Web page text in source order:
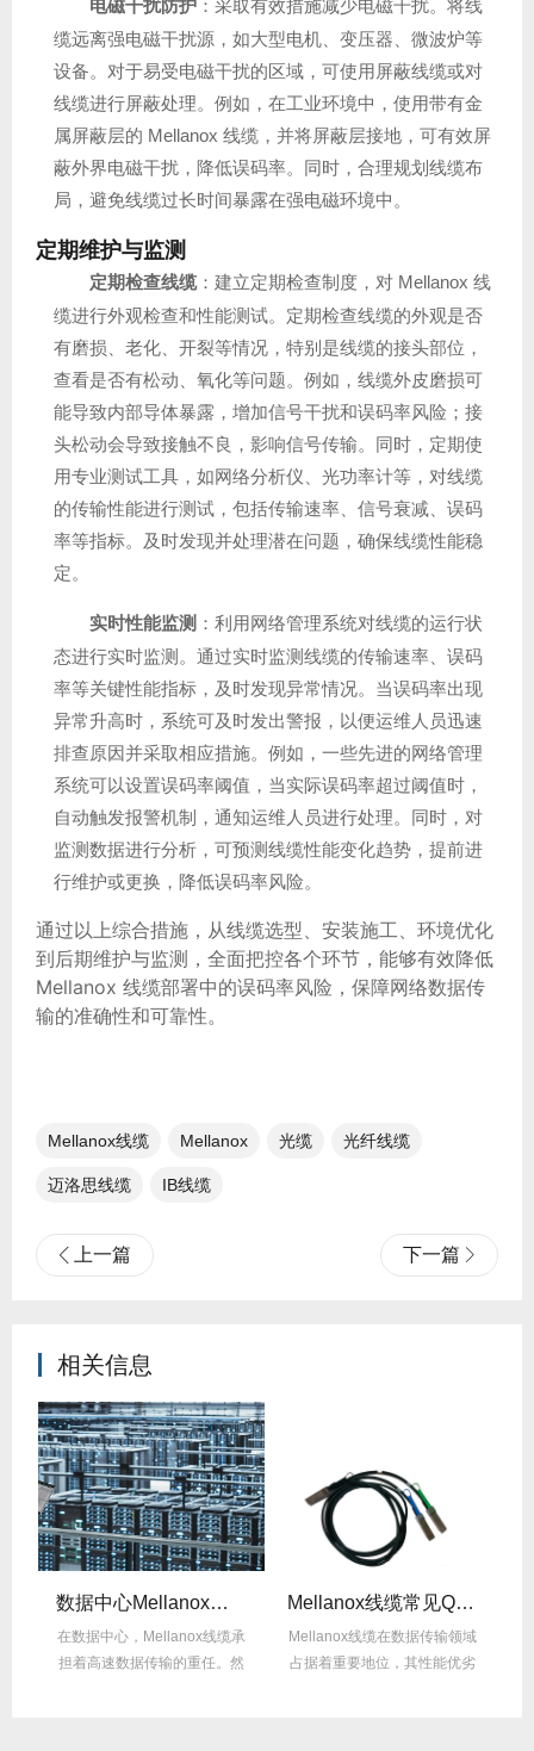
电磁干扰防护 ：采取有效措施减少电磁干扰。将线
缆远离强电磁干扰源，如大型电机、变压器、微波炉等
设备。对于易受电磁干扰的区域，可使用屏蔽线缆或对
线缆进行屏蔽处理。例如，在工业环境中，使用带有金
属屏蔽层的 Mellanox 线缆，并将屏蔽层接地，可有效屏
蔽外界电磁干扰，降低误码率。同时，合理规划线缆布
局，避免线缆过长时间暴露在强电磁环境中。
定期维护与监测
定期检查线缆：建立定期检查制度，对 Mellanox 线
缆进行外观检查和性能测试。定期检查线缆的外观是否
有磨损、老化、开裂等情况，特别是线缆的接头部位，
查看是否有松动、氧化等问题。例如，线缆外皮磨损可
能导致内部导体暴露，增加信号干扰和误码率风险；接
头松动会导致接触不良，影响信号传输。同时，定期使
用专业测试工具，如网络分析仪、光功率计等，对线缆
的传输性能进行测试，包括传输速率、信号衰减、误码
率等指标。及时发现并处理潜在问题，确保线缆性能稳
定。
实时性能监测 ：利用网络管理系统对线缆的运行状
态进行实时监测。通过实时监测线缆的传输速率、误码
率等关键性能指标，及时发现异常情况。当误码率出现
异常升高时，系统可及时发出警报，以便运维人员迅速
排查原因并采取相应措施。例如，一些先进的网络管理
系统可以设置误码率阈值，当实际误码率超过阈值时，
自动触发报警机制，通知运维人员进行处理。同时，对
监测数据进行分析，可预测线缆性能变化趋势，提前进
行维护或更换，降低误码率风险。
通过以上综合措施，从线缆选型、安装施工、环境优化
到后期维护与监测，全面把控各个环节，能够有效降低
Mellanox 线缆部署中的误码率风险，保障网络数据传
输的准确性和可靠性。
Mellanox线缆 Mellanox 光缆 光纤线缆
迈洛思线缆 IB线缆
上一篇 下一篇
相关信息
数据中心Mellanox线缆散热解决方案
在数据中心，Mellanox线缆承
担着高速数据传输的重任。然
Mellanox线缆常见Q&A：用户最关心的10问
Mellanox线缆在数据传输领域
占据着重要地位，其性能优劣